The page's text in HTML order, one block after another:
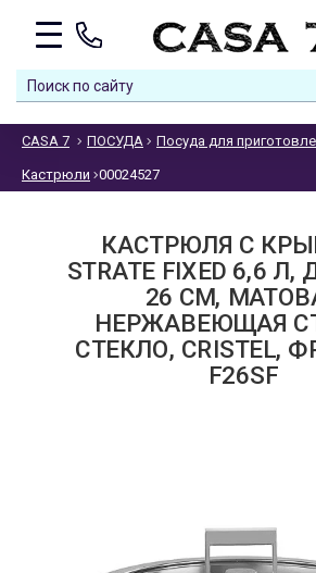
CASA 7 ПОСУДА Посуда для
Кастрюли 00024527
КАСТРЮЛЯ С
STRATE FIXED 6,6
26 СМ,
НЕРЖАВЕЮЩАЯ
СТЕКЛО, CRISTEL,
F26SF